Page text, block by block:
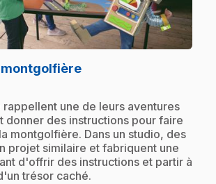
montgolfière.
rappellent une de leurs aventures
donner des instructions pour faire
montgolfière. Dans un studio, des
projet similaire et fabriquent une
d'offrir des instructions et partir à
trésor caché.